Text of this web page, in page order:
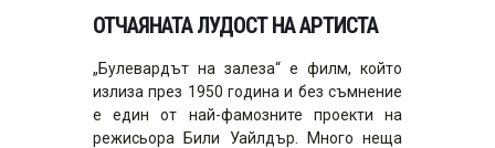
ОТЧАЯНАТА ЛУДОСТ НА АРТИСТА
„Булевардът на залеза“ е филм, който
излиза през 1950 година и без съмнение
е един от най-фамозните проекти на
режисьора Били Уайлдър. Много неща